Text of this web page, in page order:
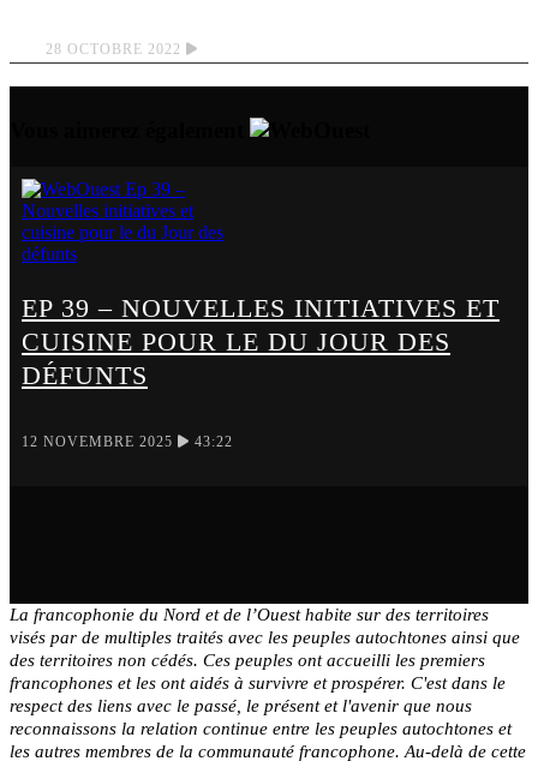
28 OCTOBRE 2022
EP 39 – NOUVELLES INITIATIVES ET
CUISINE POUR LE DU JOUR DES
DÉFUNTS
12 NOVEMBRE 2025 43:22
La francophonie du Nord et de l’Ouest habite sur des territoires
visés par de multiples traités avec les peuples autochtones ainsi que
des territoires non cédés. Ces peuples ont accueilli les premiers
francophones et les ont aidés à survivre et prospérer. C'est dans le
respect des liens avec le passé, le présent et l'avenir que nous
reconnaissons la relation continue entre les peuples autochtones et
les autres membres de la communauté francophone. Au-delà de cette